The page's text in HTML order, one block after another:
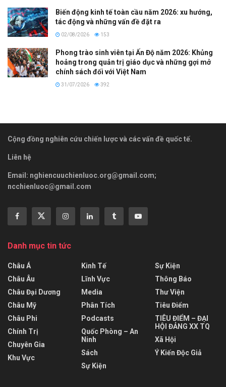
Biến động kinh tế toàn cầu năm 2026: xu hướng,
tác động và những vấn đề đặt ra
02/08/2026 153
Phong trào sinh viên tại Ấn Độ năm 2026: Khủng
hoảng trong quản trị giáo dục và những gợi mở
chính sách đối với Việt Nam
31/07/2026 392
Cộng đồng nghiên cứu chiến lược và các vấn đề quốc tế.
Liên hệ
Email: nghiencuuchienluoc.org@gmail.com;
ncchienluoc@gmail.com
Danh mục tin tức
Châu Á
Châu Âu
Châu Đại Dương
Châu Mỹ
Châu Phi
Chính Trị
Chuyên Gia
Khu Vực
Kinh Tế
Lĩnh Vực
Media
Phân Tích
Podcasts
Quốc Phòng – An
Ninh
Sách
Sự Kiện
Sự Kiện
Thông Báo
Thư Viện
Tiêu Điểm
TIÊU ĐIỂM – ĐẠI
HỘI ĐẢNG XX TQ
Xã Hội
Ý Kiến Độc Giả